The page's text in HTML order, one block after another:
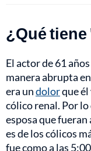
¿Qué
El actor de 61
manera abrupta
era undolorque
cólico renal. Por
esposa que
es de los cólicos
fue como a las